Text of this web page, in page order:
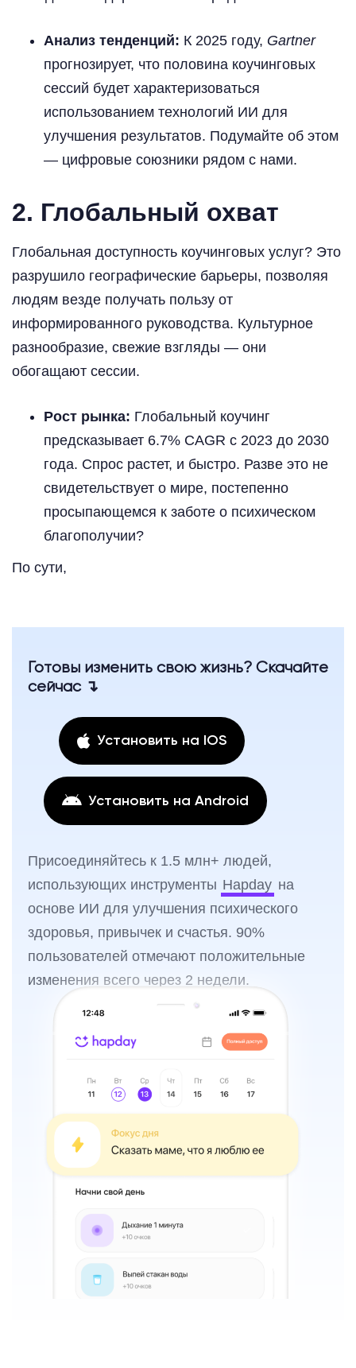
Анализ тенденций: К 2025 году, Gartner
прогнозирует, что половина коучинговых
сессий будет характеризоваться
использованием технологий ИИ для
улучшения результатов. Подумайте об этом
— цифровые союзники рядом с нами.
2. Глобальный охват
Глобальная доступность коучинговых услуг? Это
разрушило географические барьеры, позволяя
людям везде получать пользу от
информированного руководства. Культурное
разнообразие, свежие взгляды — они
обогащают сессии.
Рост рынка: Глобальный коучинг
предсказывает 6.7% CAGR с 2023 до 2030
года. Спрос растет, и быстро. Разве это не
свидетельствует о мире, постепенно
просыпающемся к заботе о психическом
благополучии?
По сути,
Готовы изменить свою жизнь? Скачайте
сейчас ↴
Установить на IOS
Установить на Android
Присоединяйтесь к 1.5 млн+ людей,
использующих инструменты Hapday на
основе ИИ для улучшения психического
здоровья, привычек и счастья. 90%
пользователей отмечают положительные
изменения всего через 2 недели.